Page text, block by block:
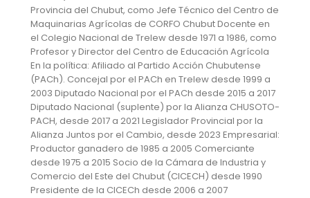
Provincia del Chubut, como Jefe Técnico del Centro de
Maquinarias Agrícolas de CORFO Chubut Docente en
el Colegio Nacional de Trelew desde 1971 a 1986, como
Profesor y Director del Centro de Educación Agrícola
En la política: Afiliado al Partido Acción Chubutense
(PACh). Concejal por el PACh en Trelew desde 1999 a
2003 Diputado Nacional por el PACh desde 2015 a 2017
Diputado Nacional (suplente) por la Alianza CHUSOTO-
PACH, desde 2017 a 2021 Legislador Provincial por la
Alianza Juntos por el Cambio, desde 2023 Empresarial:
Productor ganadero de 1985 a 2005 Comerciante
desde 1975 a 2015 Socio de la Cámara de Industria y
Comercio del Este del Chubut (CICECH) desde 1990
Presidente de la CICECh desde 2006 a 2007